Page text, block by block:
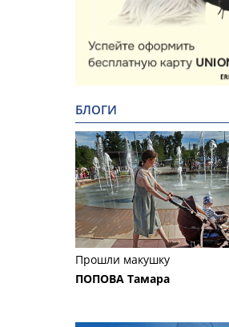
БЛОГИ
Прошли макушку
ПОПОВА Тамара